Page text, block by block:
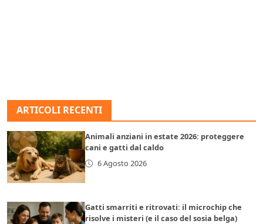
ARTICOLI RECENTI
Animali anziani in estate 2026: proteggere
cani e gatti dal caldo
6 Agosto 2026
Gatti smarriti e ritrovati: il microchip che
risolve i misteri (e il caso del sosia belga)